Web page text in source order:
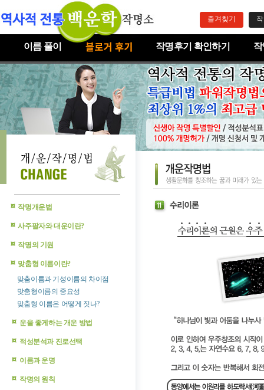
즐겨찾기
이름 풀이 작명후기 확인하기
작명개운법
사주팔자와 대운이란?
작명의 기원
맞춤형 이름이란?
맞춤이름과 기성이름의 차이점
맞춤형이름의 중요성
맞춤형 이름은 어떻게 짓나?
운을 좋게하는 개운 방법
적성분석과 진로선택
이름과 운명
작명의 원칙